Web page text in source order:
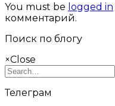
You must be logged in
комментарий.
Поиск по блогу
×Close
Телеграм